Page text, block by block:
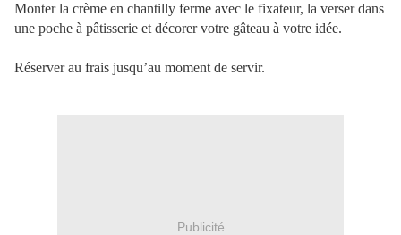
Monter la crème en chantilly ferme avec le fixateur, la verser dans
une poche à pâtisserie et décorer votre gâteau à votre idée.
Réserver au frais jusqu’au moment de servir.
Publicité